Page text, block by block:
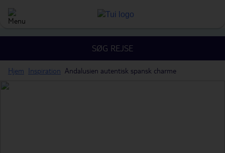
SØG REJSE
Hjem Inspiration Andalusien autentisk spansk charme